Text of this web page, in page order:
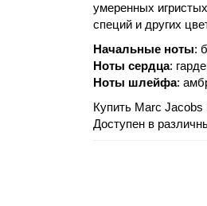
умеренных
специй и других
Начальные ноты:
Ноты сердца:
Ноты шлейфа:
Купить Marc
Доступен в